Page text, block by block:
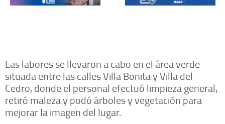
Las labores se llevaron a cabo en el área verde
situada entre las calles Villa Bonita y Villa del
Cedro, donde el personal efectuó limpieza general,
retiró maleza y podó árboles y vegetación para
mejorar la imagen del lugar.